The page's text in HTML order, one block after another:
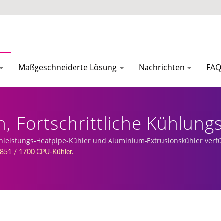
Maßgeschneiderte Lösung Nachrichten FAQ
Fortschrittliche
Prozessor. | Hersteller
Heatpipe-Kühler und Aluminium-Extrusionskühler
/ 1700 CPU-Kühler.